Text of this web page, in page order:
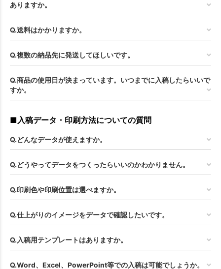
ありますか。
Q.送料はかかりますか。
Q.複数の納品先に発送してほしいです。
Q.商品の使用日が決まっています。いつまでに入稿したらいいで
すか。
■入稿データ・印刷方法についての質問
Q.どんなデータが使えますか。
Q.どうやってデータをつくったらいいのかわかりません。
Q.印刷色や印刷位置は選べますか。
Q.仕上がりのイメージをデータで確認したいです。
Q.入稿用テンプレートはありますか。
Q.Word、Excel、PowerPoint等での入稿は可能でしょうか。